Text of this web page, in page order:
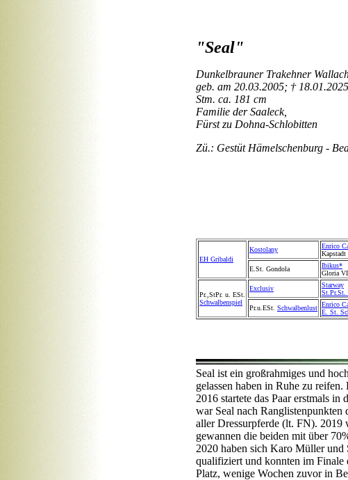
"Seal"
Dunkelbrauner Trakehner
geb. am 20.03.2005; † 18.01.2025
Stm. ca. 181 cm
Familie der Saaleck,
Fürst zu Dohna-Schlobitten
Zü.: Gestüt Hämelschenburg -
EH Gribaldi
Kostolany
Enrico
Kapstadt
E.St. Gondola
Ibikus*
Gloria VI
Pr.,StPr. u. ESt.
Schwalbenspiel
Exclusiv
Starway
St.Pr.St.
Pr.u.ESt. Schwalbenlust Enrico
E. St.
Seal ist ein großrahmiges und
gelassen haben in Ruhe zu
2016 startete das Paar erstmals
war Seal nach
aller Dressurpferde (lt. FN).
gewannen die beiden mit über
2020 haben sich Karo Müller
qualifiziert und konnten im Finale
Platz, wenige Wochen zuvor in